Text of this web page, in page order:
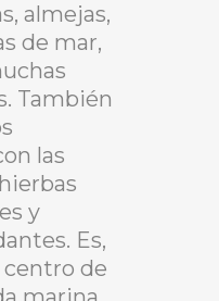
almejas,
de mar,
También
las
y
Es,
centro de